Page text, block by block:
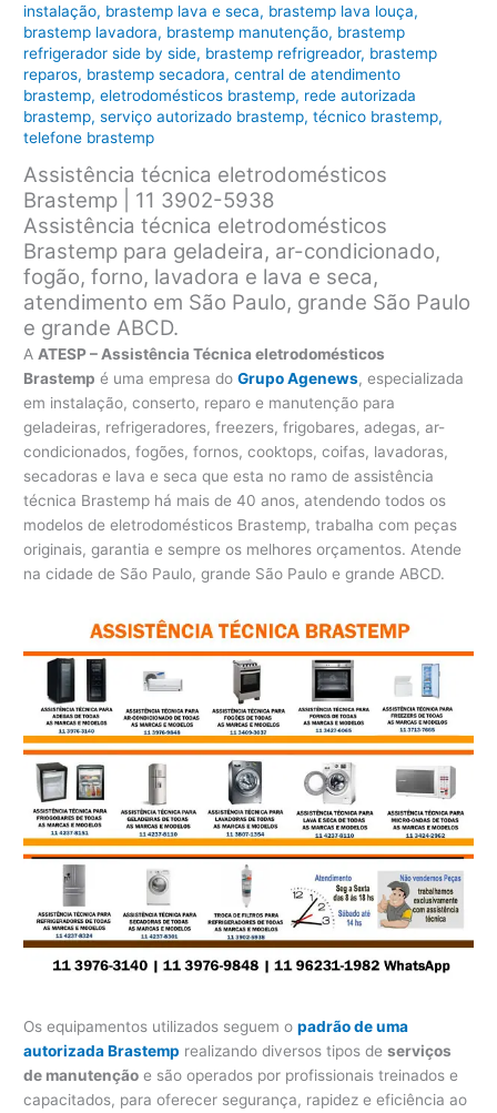
instalação, brastemp lava e seca, brastemp lava louça,
brastemp lavadora, brastemp manutenção, brastemp
refrigerador side by side, brastemp refrigreador, brastemp
reparos, brastemp secadora,central de atendimento
brastemp,eletrodomésticos brastemp, rede autorizada
brastemp,serviço autorizado brastemp,técnico brastemp,
telefone brastemp
Assistência técnica eletrodomésticos
Brastemp | 11 3902-5938
Assistência técnica eletrodomésticos
Brastemp para geladeira, ar-condicionado,
fogão, forno, lavadora e lava e seca,
atendimento em São Paulo, grande São Paulo
e grande ABCD.
AATESP – Assistência Técnica eletrodomésticos
Brastemp é uma empresa doGrupo Agenews, especializada
em instalação, conserto, reparo e manutenção para
geladeiras, refrigeradores, freezers, frigobares, adegas, ar-
condicionados, fogões, fornos, cooktops, coifas, lavadoras,
secadoras e lava e seca que esta no ramo de assistência
técnica Brastemp há mais de 40 anos, atendendo todos os
modelos de eletrodomésticos Brastemp, trabalha com peças
originais, garantia e sempre os melhores orçamentos. Atende
na cidade de São Paulo, grande São Paulo e grande ABCD.
Os equipamentos utilizados seguem opadrão de uma
autorizada Brastemp realizando diversos tipos deserviços
de manutenção e são operados por profissionais treinados e
capacitados, para oferecer segurança, rapidez e eficiência ao